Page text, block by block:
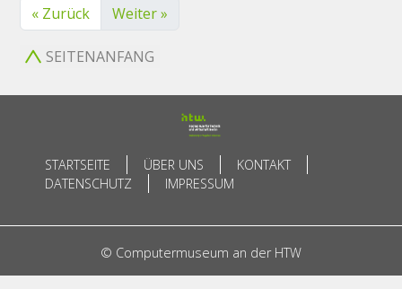
« Zurück Weiter »
SEITENANFANG
STARTSEITE ÜBER UNS
KONTAKT
DATENSCHUTZ
IMPRESSUM
© Computermuseum an der HTW